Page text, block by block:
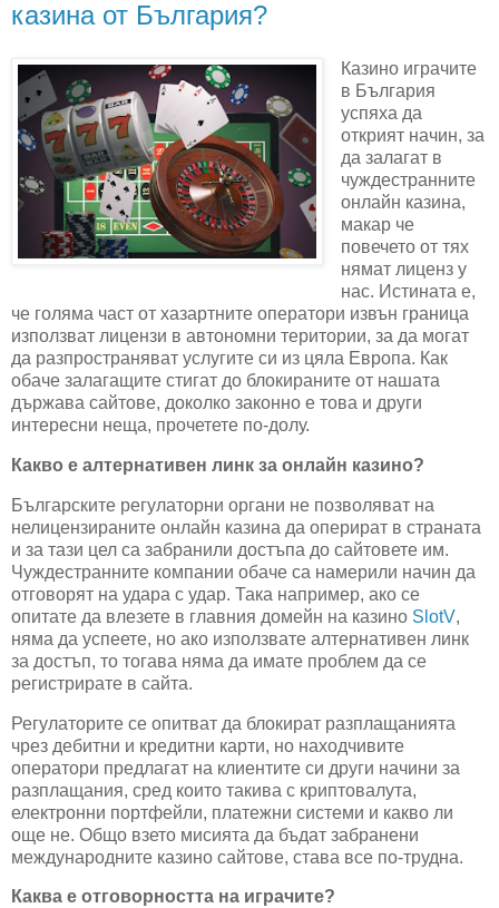
казина от България?
Казино играчите
в България
успяха да
открият начин, за
да залагат в
чуждестранните
онлайн казина,
макар че
повечето от тях
нямат лиценз у
нас. Истината е,
че голяма част от хазартните оператори извън граница
използват лицензи в автономни територии, за да могат
да разпространяват услугите си из цяла Европа. Как
обаче залагащите стигат до блокираните от нашата
държава сайтове, доколко законно е това и други
интересни неща, прочетете по-долу.
Какво е алтернативен линк за онлайн казино?
Българските регулаторни органи не позволяват на
нелицензираните онлайн казина да оперират в страната
и за тази цел са забранили достъпа до сайтовете им.
Чуждестранните компании обаче са намерили начин да
отговорят на удара с удар. Така например, ако се
опитате да влезете в главния домейн на казино SlotV,
няма да успеете, но ако използвате алтернативен линк
за достъп, то тогава няма да имате проблем да се
регистрирате в сайта.
Регулаторите се опитват да блокират разплащанията
чрез дебитни и кредитни карти, но находчивите
оператори предлагат на клиентите си други начини за
разплащания, сред които такива с криптовалута,
електронни портфейли, платежни системи и какво ли
още не. Общо взето мисията да бъдат забранени
международните казино сайтове, става все по-трудна.
Каква е отговорността на играчите?